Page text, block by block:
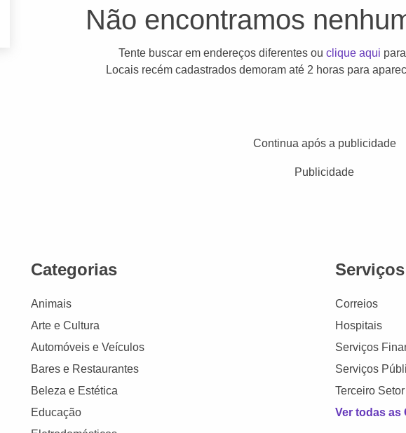
Não encontramos
Tente buscar em endereços diferentes ouclique aqui
Locais recém cadastrados demoram até 2 horas para
Continua após a publicidade
Publicidade
Categorias
Animais
Arte e Cultura
Automóveis e Veículos
Bares e Restaurantes
Beleza e Estética
Educação
Serviços
Correios
Hospitais
Serviços
Serviços
Terceiro Setor
Ver todas as